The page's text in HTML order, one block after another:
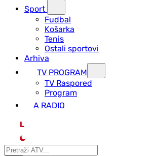
Sport
Fudbal
Košarka
Tenis
Ostali sportovi
Arhiva
TV PROGRAM
ТV Raspored
Program
A RADIO
L